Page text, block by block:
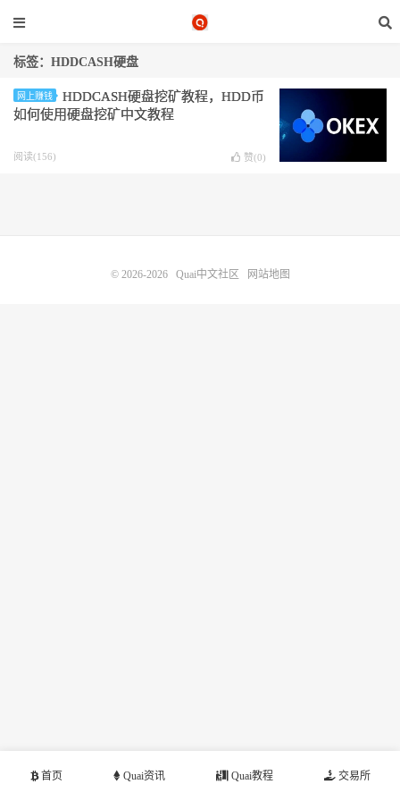
标签：HDDCASH硬盘
网上赚钱
HDDCASH硬盘挖矿教程，HDD币
如何使用硬盘挖矿中文教程
阅读(156) 赞(0)
首页 Quai资讯 Quai教程 交易所
© 2026-2026 Quai中文社区 网站地图